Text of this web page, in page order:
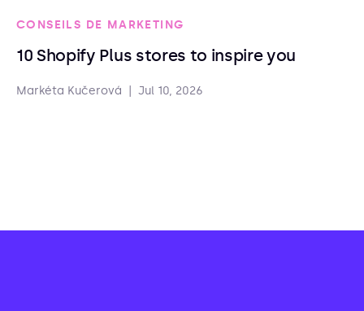
CONSEILS DE MARKETING
10 Shopify Plus stores to inspire you
Markéta Kučerová Jul 10, 2026